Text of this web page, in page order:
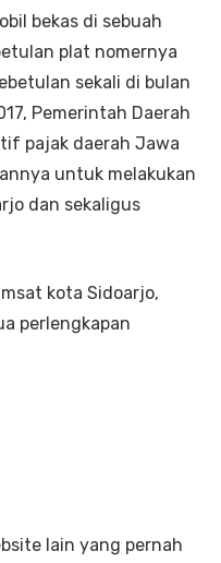
bekas di sebuah
plat nomernya
sekali di bulan
Pemerintah Daerah
pajak daerah Jawa
untuk melakukan
dan sekaligus
kota Sidoarjo,
perlengkapan
lain yang pernah